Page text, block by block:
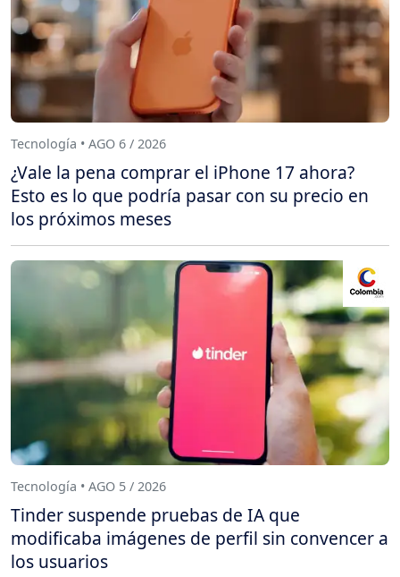
Tecnología • AGO 6 / 2026
¿Vale la pena comprar el iPhone 17 ahora?
Esto es lo que podría pasar con su precio en
los próximos meses
Tecnología • AGO 5 / 2026
Tinder suspende pruebas de IA que
modificaba imágenes de perfil sin convencer a
los usuarios